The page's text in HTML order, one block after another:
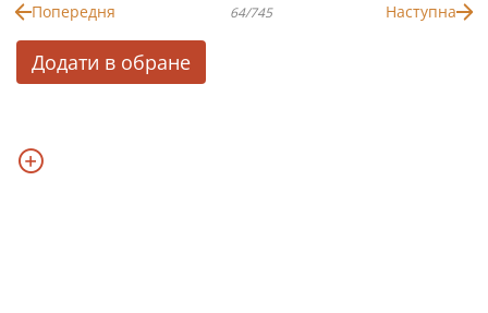
Попередня 64/745 Наступна
Додати в обране